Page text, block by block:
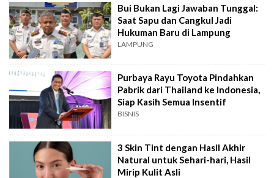
Bui Bukan Lagi Jawaban Tunggal:
Saat Sapu dan Cangkul Jadi
Hukuman Baru di Lampung
LAMPUNG
Purbaya Rayu Toyota Pindahkan
Pabrik dari Thailand ke Indonesia,
Siap Kasih Semua Insentif
BISNIS
3 Skin Tint dengan Hasil Akhir
Natural untuk Sehari-hari, Hasil
Mirip Kulit Asli